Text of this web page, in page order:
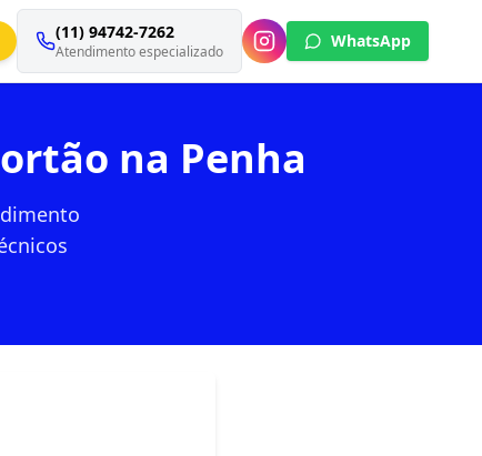
(11) 94742-7262
Atendimento especializado
WhatsApp
na Penha